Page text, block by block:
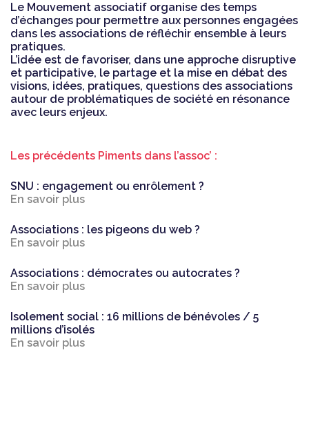
Le Mouvement associatif organise des temps
d’échanges pour permettre aux personnes engagées
dans les associations de réfléchir ensemble à leurs
pratiques.
L’idée est de favoriser, dans une approche disruptive
et participative, le partage et la mise en débat des
visions, idées, pratiques, questions des associations
autour de problématiques de société en résonance
avec leurs enjeux.
Les précédents Piments dans l’assoc’ :
SNU : engagement ou enrôlement ?
En savoir plus
Associations : les pigeons du web ?
En savoir plus
Associations : démocrates ou autocrates ?
En savoir plus
Isolement social : 16 millions de bénévoles / 5
millions d’isolés
En savoir plus